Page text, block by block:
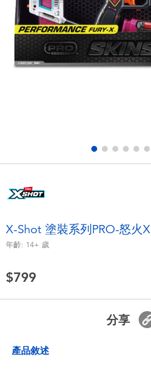
娃娃, 芭比,收藏公仔
電子玩具
戶外及運動用品
電池
playpop
LEGO樂高
X-Shot 塗裝系列PRO-怒火X
年齡: 14+ 歲
$799
分享
產品敘述